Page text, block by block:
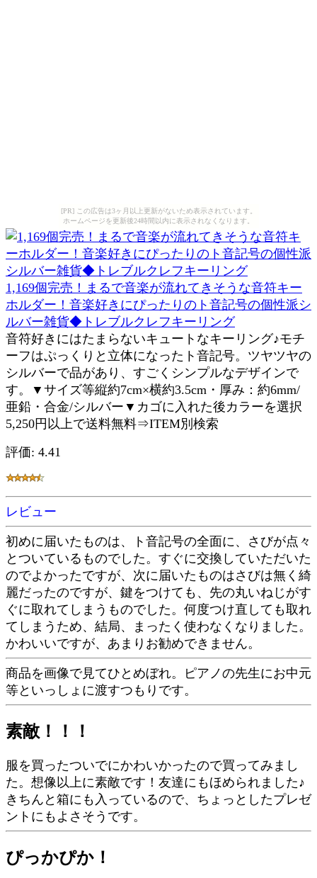
[PR] この広告は3ヶ月以上更新がないため表示されています。
ホームページを更新後24時間以内に表示されなくなります。
1,169個完売！まるで音楽が流れてきそうな音符キー
ホルダー！音楽好きにぴったりのト音記号の個性派シ
ルバー雑貨◆トレブルクレフキーリング
音符好きにはたまらないキュートなキーリング♪モチ
ーフはぷっくりと立体になったト音記号。ツヤツヤの
シルバーで品があり、すごくシンプルなデザインで
す。▼サイズ等縦約7cm×横約3.5cm・厚み：約6mm/
亜鉛・合金/シルバー▼カゴに入れた後カラーを選択
5,250円以上で送料無料⇒ITEM別検索
評価: 4.41
レビュー
初めに届いたものは、ト音記号の全面に、さびが点々
とついているものでした。すぐに交換していただいた
のでよかったですが、次に届いたものはさびは無く綺
麗だったのですが、鍵をつけても、先の丸いねじがす
ぐに取れてしまうものでした。何度つけ直しても取れ
てしまうため、結局、まったく使わなくなりました。
かわいいですが、あまりお勧めできません。
商品を画像で見てひとめぼれ。ピアノの先生にお中元
等といっしょに渡すつもりです。
素敵！！！
服を買ったついでにかわいかったので買ってみまし
た。想像以上に素敵です！友達にもほめられました♪
きちんと箱にも入っているので、ちょっとしたプレゼ
ントにもよさそうです。
ぴっかぴか！